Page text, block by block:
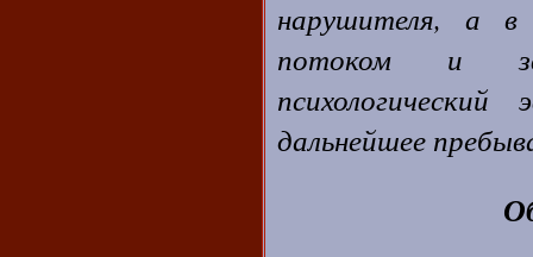
нарушителя, а
потоком и
дальнейшее